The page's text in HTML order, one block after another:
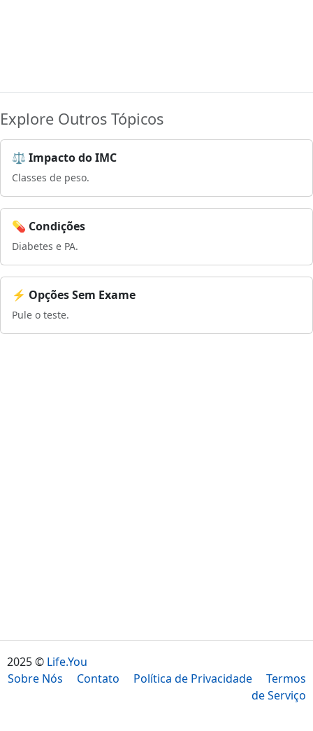
Explore Outros Tópicos
⚖️ Impacto do IMC
Classes de peso.
💊 Condições
Diabetes e PA.
⚡ Opções Sem Exame
Pule o teste.
2025 © Life.You
Sobre Nós
Contato Política de Privacidade
Termos
de Serviço